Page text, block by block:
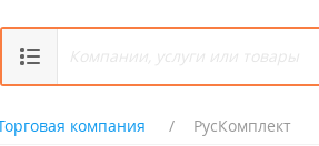
компания РусКомплект